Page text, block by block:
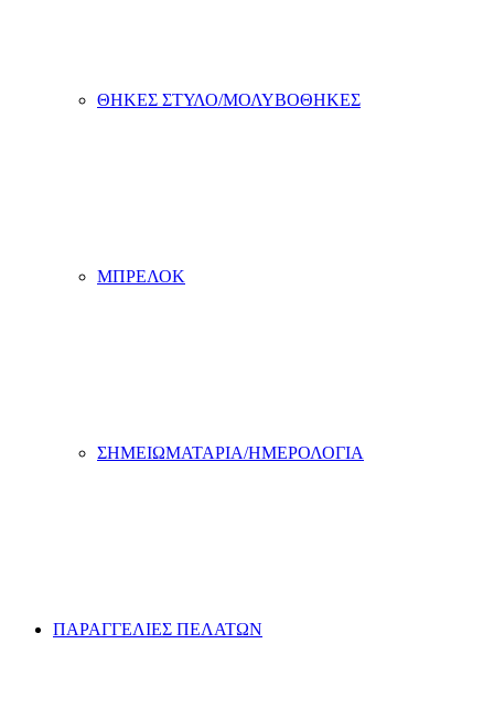
ΘΗΚΕΣ ΣΤΥΛΟ/ΜΟΛΥΒΟΘΗΚΕΣ
ΜΠΡΕΛΟΚ
ΣΗΜΕΙΩΜΑΤΑΡΙΑ/ΗΜΕΡΟΛΟΓΙΑ
ΠΑΡΑΓΓΕΛΙΕΣ ΠΕΛΑΤΩΝ